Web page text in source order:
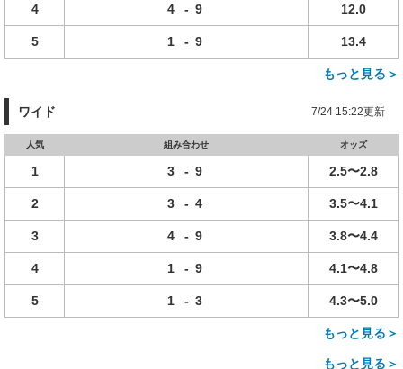
4 4 - 9 12.0
5 1 - 9 13.4
もっと見る＞
ワイド 7/24 15:22更新
人気 組み合わせ オッズ
1 3 - 9 2.5〜2.8
2 3 - 4 3.5〜4.1
3 4 - 9 3.8〜4.4
4 1 - 9 4.1〜4.8
5 1 - 3 4.3〜5.0
もっと見る＞
もっと見る＞